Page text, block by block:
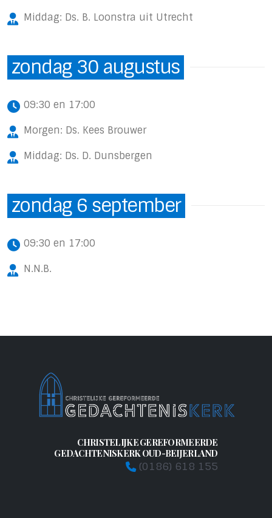
Middag: Ds. B. Loonstra uit Utrecht
zondag 30 augustus
09:30 en 17:00
Morgen: Ds. Kees Brouwer
Middag: Ds. D. Dunsbergen
zondag 6 september
09:30 en 17:00
N.N.B.
CHRISTELIJKE GEREFORMEERDE
GEDACHTENISKERK OUD-BEIJERLAND
(0186) 618 155